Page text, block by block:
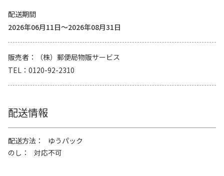
配送期間
2026年06月11日～2026年08月31日
販売者
（株）郵便局物販サービス
TEL
0120-92-2310
配送情報
配送方法
ゆうパック
のし
対応不可